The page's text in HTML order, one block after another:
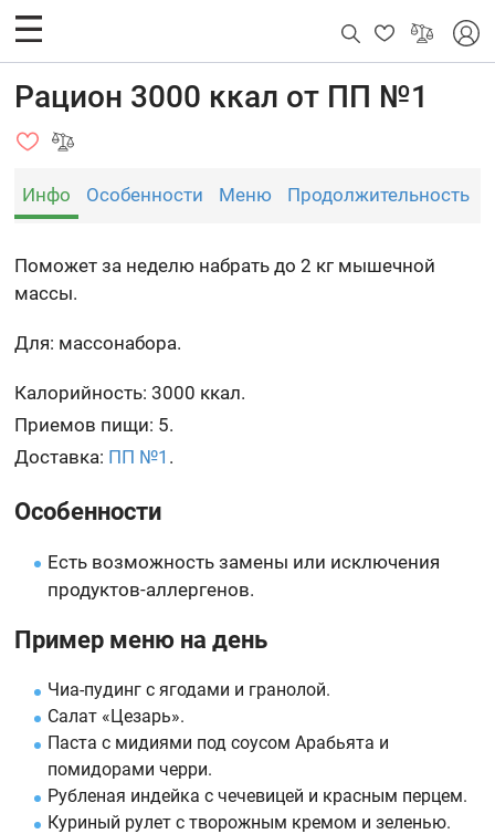
Рацион 3000 ккал от ПП №1
Инфо Особенности Меню Продолжительность
Поможет за неделю набрать до 2 кг мышечной
массы.
Для: массонабора.
Калорийность: 3000 ккал.
Приемов пищи: 5.
Доставка: ПП №1 .
Особенности
Есть возможность замены или исключения
продуктов-аллергенов.
Пример меню на день
Чиа-пудинг с ягодами и гранолой.
Салат «Цезарь».
Паста с мидиями под соусом Арабьята и
помидорами черри.
Рубленая индейка с чечевицей и красным перцем.
Куриный рулет с творожным кремом и зеленью.